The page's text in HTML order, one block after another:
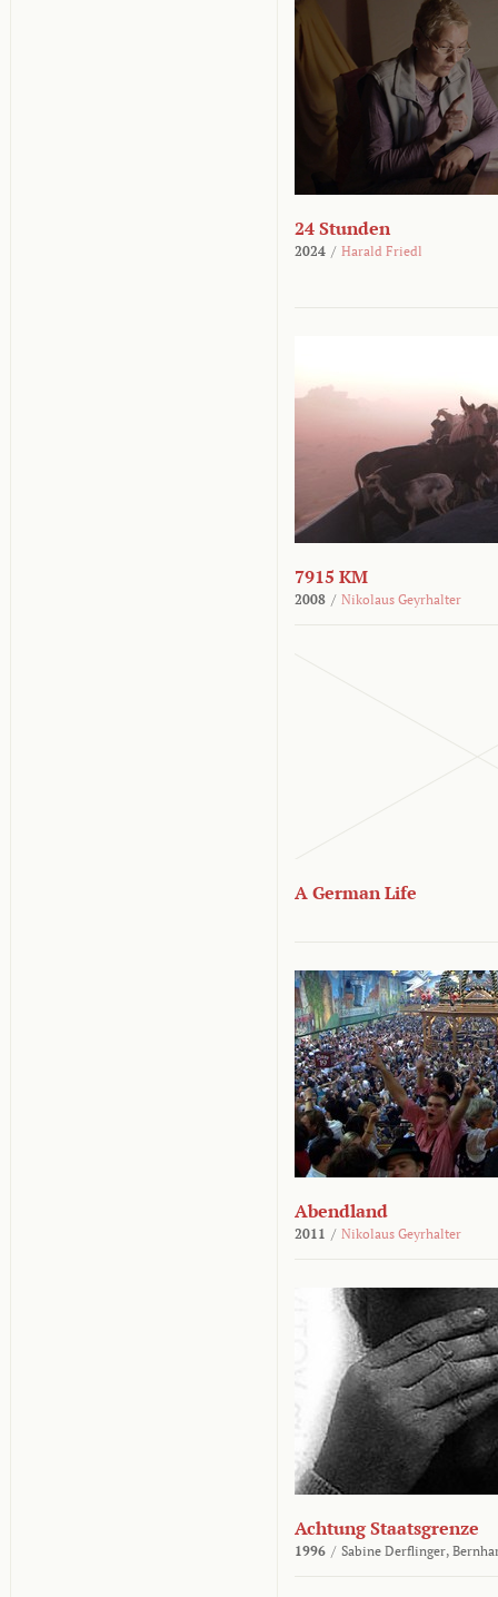
24 Stunden
2024 / Harald Friedl
7915 KM
2008 / Nikolaus Geyrhalter
A German Life
Abendland
2011 / Nikolaus Geyrhalter
Achtung Staatsgrenze
1996 / Sabine Derflinger,